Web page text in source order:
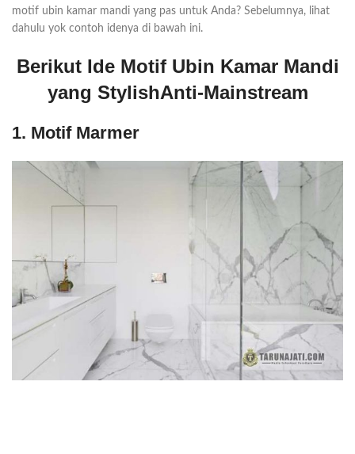
motif ubin kamar mandi yang pas untuk Anda? Sebelumnya, lihat
dahulu yok contoh idenya di bawah ini.
Berikut Ide Motif Ubin Kamar Mandi
yang StylishAnti-Mainstream
1. Motif Marmer